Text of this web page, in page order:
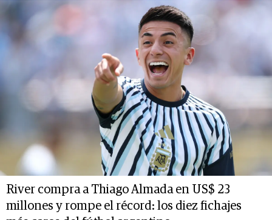
River compra a Thiago Almada en US$ 23
millones y rompe el récord: los diez fichajes